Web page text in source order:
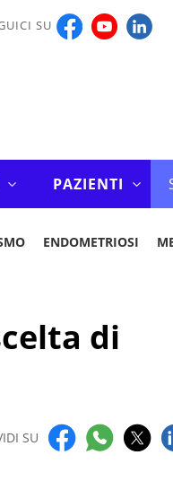
SU
PAZIENTI
ENDOMETRIOSI
di
SU